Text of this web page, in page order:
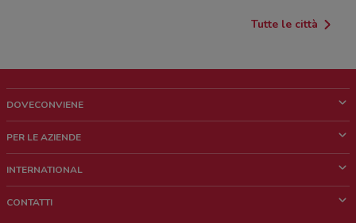
Tutte le città
DOVECONVIENE
Chi siamo
Lavora con noi
PER LE AZIENDE
Richieste commerciali e marketing
INTERNATIONAL
CONTATTI